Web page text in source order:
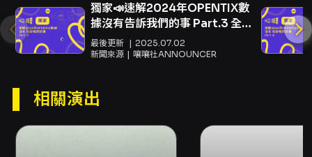
學習場域，整體安排對於想完整理解演出內涵與
創作脈絡的觀眾具有加乘效果。 此外，本活動現
場將進行攝影，用於主辦單位推廣與行銷素材；
活動提供英中口譯協助（演出語言為英文），有
學重點。主辦單位並保留活動異動權利，報名與
參與時請留意主辦公告與 OPENTIX 平台通知。
觀看名家表演，而是提供一次深入理解專業鼓手
獨家📣速解2024年OPENTIX數
據沒有告訴我們的事 Part.3 全台
票房爆棚，他們卻被市場拋棄？
網嘆：真的撐不下去了……
最後更新
2025.07.02
新聞來源
嚷嚷社ANNOUNCER
相關演出